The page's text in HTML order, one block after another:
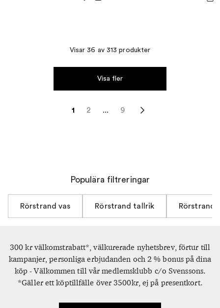
Visar 36 av 313 produkter
Visa fler
1 2 ... 9
Populära filtreringar
Rörstrand vas Rörstrand tallrik Rörstrand
300 kr välkomstrabatt*, välkurerade nyhetsbrev, förtur till
kampanjer, personliga erbjudanden och 2 % bonus på dina
köp - Välkommen till vår medlemsklubb c/o Svenssons.
*Gäller ett köptillfälle över 3500kr, ej på presentkort.